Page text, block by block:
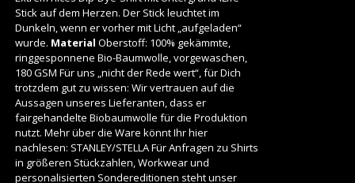
Stick auf dem Herzen. Der Stick leuchtet im
Dunkeln, wenn er vorher mit Licht „aufgeladen“
wurde. Material Oberstoff: 100% gekämmte,
ringgesponnene Bio-Baumwolle, vorgewaschen,
180 GSM Für uns „nicht der Rede wert“, für Dich
trotzdem gut zu wissen: Wir vertrauen auf die
Aussagen unseres Lieferanten, dass er
fairgehandelte Biobaumwolle für die Produktion
nutzt. Mehr über die Ware könnt Ihr hier
nachlesen: STANLEY/STELLAFür Anfragen zu Shirts
in größeren Stückzahlen, Workwear und
personalisierten Sondereditionen steht unser